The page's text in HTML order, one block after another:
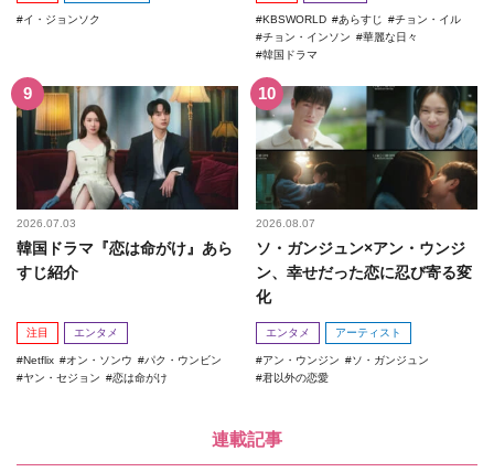
イ・ジョンソク KBSWORLD あらすじ
チョン・イル
チョン・インソン
華麗な日々
韓国ドラマ
2026.07.03
韓国ドラマ『恋は命がけ』あら
すじ紹介
注目 エンタメ
Netflix オン・ソンウ
パク・ウンビン
ヤン・セジョン
恋は命がけ
2026.08.07
ソ・ガンジュン×アン・ウンジ
ン、幸せだった恋に忍び寄る変
化
エンタメ アーティスト
アン・ウンジン
ソ・ガンジュン
君以外の恋愛
連載記事